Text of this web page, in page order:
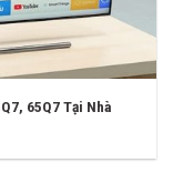
65Q7 Tại Nhà